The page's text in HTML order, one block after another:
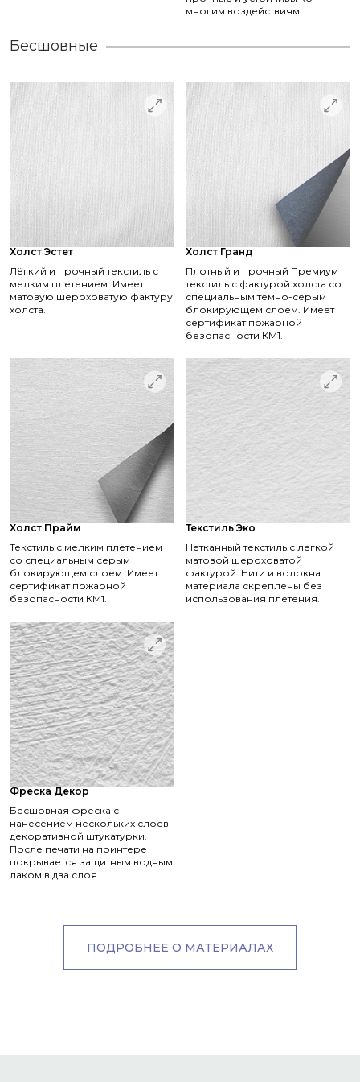
многим воздействиям.
Бесшовные
Холст Эстет
Лёгкий и прочный текстиль с
мелким плетением. Имеет
матовую шероховатую фактуру
холста.
Холст Гранд
Плотный и прочный Премиум
текстиль с фактурой холста со
специальным темно-серым
блокирующем слоем. Имеет
сертификат пожарной
безопасности КМ1.
Холст Прайм
Текстиль с мелким плетением
со специальным серым
блокирующем слоем. Имеет
сертификат пожарной
безопасности КМ1.
Текстиль Эко
Нетканный текстиль с легкой
матовой шероховатой
фактурой. Нити и волокна
материала скреплены без
использования плетения.
Фреска Декор
Бесшовная фреска с
нанесением нескольких слоев
декоративной штукатурки.
После печати на принтере
покрывается защитным водным
лаком в два слоя.
ПОДРОБНЕЕ О МАТЕРИАЛАХ